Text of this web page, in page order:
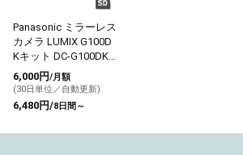
Panasonic ミラーレス
カメラ LUMIX G100D
Kキット DC-G100DK
ブラック
6,000円/月額
(30日単位／自動更新)
6,480円/8日間～